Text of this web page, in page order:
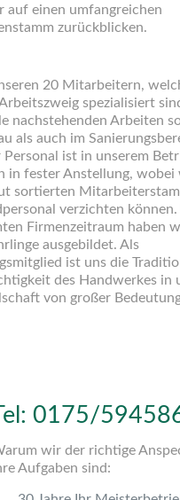
auf einen umfangreichen
zurückblicken.
20 Mitarbeitern,
spezialisiert
nachstehenden Arbeiten
als auch im
Personal ist in unserem
in fester Anstellung,
sortierten
verzichten können.
Firmenzeitraum haben
ausgebildet. Als
ist uns die
des Handwerkes in
von großer
Tel: 0175/
wir der richtige
Aufgaben sind: